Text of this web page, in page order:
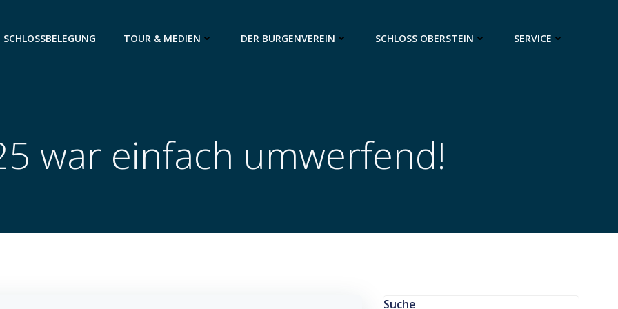
SCHLOSSBELEGUNG TOUR & MEDIEN DER BURGENVEREIN SCHLOSS OBERSTEIN SERVICE
war einfach umwerfend!
Suche